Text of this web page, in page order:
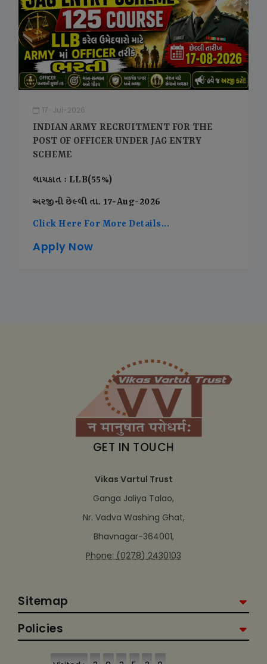
17-Jul-2026
INDIAN ARMY RECRUITMENT FOR THE
POST OF OFFICER UNDER JAG ENTRY
SCHEME
લાયકાત : LLB(55%)
અરજીની છેલ્લી તા. 17-Aug-2026
Click Here For More Details...
Apply Now
GET IN TOUCH
Vikas Vartul Trust
Ganga Jaliya Talao,
Nr. Vadva Washing Ghat,
Bhavnagar-364001,
Phone: (0278) 2430103
Sitemap
Policies